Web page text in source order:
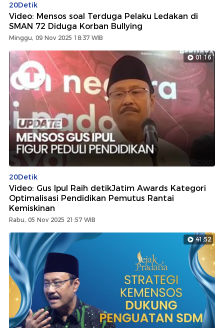
20Detik
Video: Mensos soal Terduga Pelaku Ledakan di
SMAN 72 Diduga Korban Bullying
Minggu, 09 Nov 2025 18:37 WIB
01:16
20Detik
Video: Gus Ipul Raih detikJatim Awards Kategori
Optimalisasi Pendidikan Pemutus Rantai
Kemiskinan
Rabu, 05 Nov 2025 21:57 WIB
41:52